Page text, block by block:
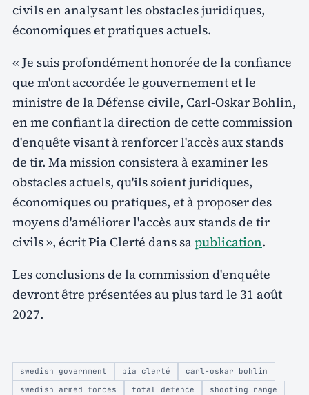
civils en analysant les obstacles juridiques,
économiques et pratiques actuels.
« Je suis profondément honorée de la confiance
que m'ont accordée le gouvernement et le
ministre de la Défense civile, Carl-Oskar Bohlin,
en me confiant la direction de cette commission
d'enquête visant à renforcer l'accès aux stands
de tir. Ma mission consistera à examiner les
obstacles actuels, qu'ils soient juridiques,
économiques ou pratiques, et à proposer des
moyens d'améliorer l'accès aux stands de tir
civils », écrit Pia Clerté dans sapublication.
Les conclusions de la commission d'enquête
devront être présentées au plus tard le 31 août
2027.
swedish government pia clerté
carl-oskar bohlin
swedish armed forces
total defence
shooting range